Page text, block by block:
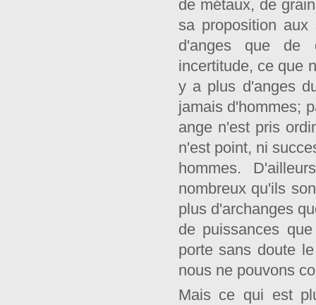
de métaux, de
sa proposition
d'anges que de
incertitude, ce que
y a plus d'anges
jamais d'hommes;
ange n'est pris
n'est point, ni
hommes.
nombreux qu'ils
plus d'archanges
de puissances
porte sans doute
nous ne pouvons
Mais ce qui est